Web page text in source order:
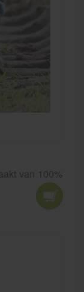
van 100%
of
aan
en